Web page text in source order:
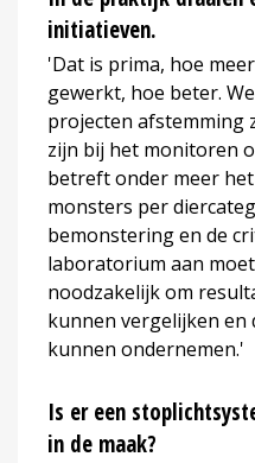
initiatieven.
'Dat is prima, hoe
gewerkt, hoe beter.
projecten afstemming
zijn bij het monitoren
betreft onder meer
monsters per
bemonstering en de
laboratorium aan
noodzakelijk om
kunnen vergelijken en
kunnen ondernemen.'
Is er een
in de maak?